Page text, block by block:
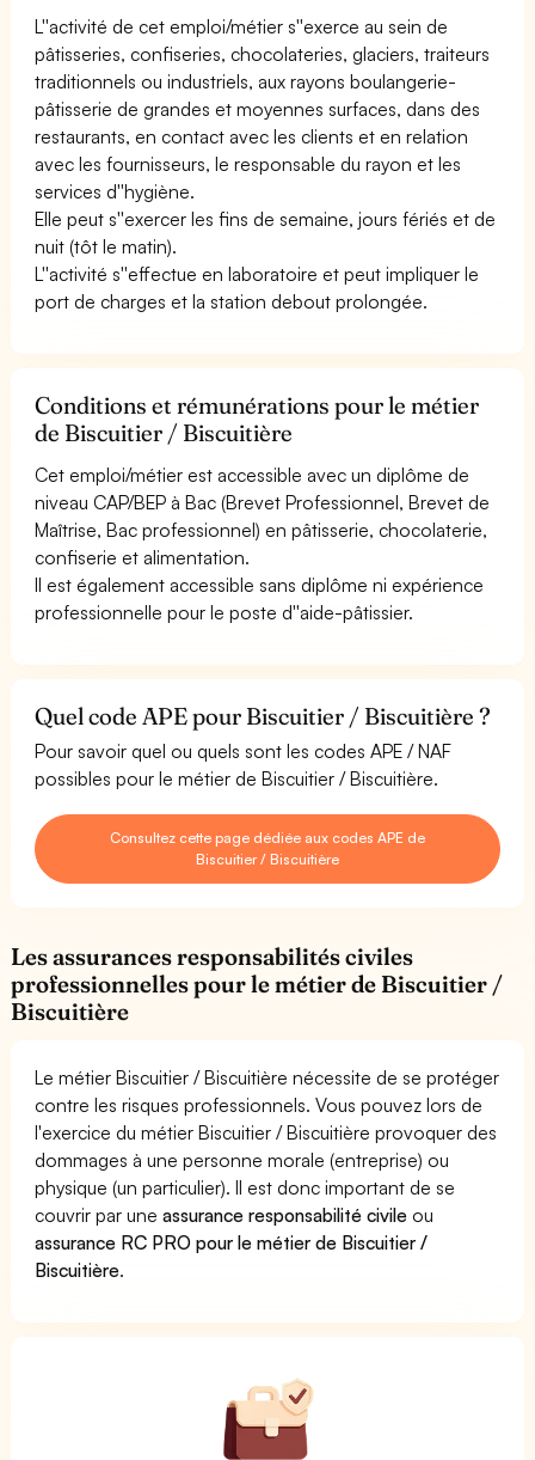
L''activité de cet emploi/métier s''exerce au sein de
pâtisseries, confiseries, chocolateries, glaciers, traiteurs
traditionnels ou industriels, aux rayons boulangerie-
pâtisserie de grandes et moyennes surfaces, dans des
restaurants, en contact avec les clients et en relation
avec les fournisseurs, le responsable du rayon et les
services d''hygiène.
Elle peut s''exercer les fins de semaine, jours fériés et de
nuit (tôt le matin).
L''activité s''effectue en laboratoire et peut impliquer le
port de charges et la station debout prolongée.
Conditions et rémunérations pour le métier
de Biscuitier / Biscuitière
Cet emploi/métier est accessible avec un diplôme de
niveau CAP/BEP à Bac (Brevet Professionnel, Brevet de
Maîtrise, Bac professionnel) en pâtisserie, chocolaterie,
confiserie et alimentation.
Il est également accessible sans diplôme ni expérience
professionnelle pour le poste d''aide-pâtissier.
Quel code APE pour Biscuitier / Biscuitière ?
Pour savoir quel ou quels sont les codes APE / NAF
possibles pour le métier de Biscuitier / Biscuitière.
Consultez cette page dédiée aux codes APE de
Biscuitier / Biscuitière
Les assurances responsabilités civiles
professionnelles pour le métier de Biscuitier /
Biscuitière
Le métier Biscuitier / Biscuitière nécessite de se protéger
contre les risques professionnels. Vous pouvez lors de
l'exercice du métier Biscuitier / Biscuitière provoquer des
dommages à une personne morale (entreprise) ou
physique (un particulier). Il est donc important de se
couvrir par uneassurance responsabilité civile ou
assurance RC PRO pour le métier de Biscuitier /
Biscuitière.